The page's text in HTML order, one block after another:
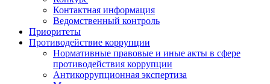
Контактная информация
Ведомственный контроль
Приоритеты
Противодействие коррупции
Нормативные правовые и иные акты в сфере
противодействия коррупции
Антикоррупционная экспертиза